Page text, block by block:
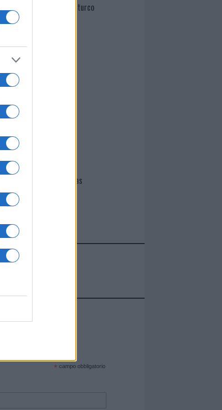
Martina Agostina Diturco
I nostri cari
I nostri cari
Giovannimaria Cabras
sito web!
* campo obbligatorio